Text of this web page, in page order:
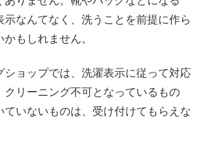
示なんてなく、洗うことを前提に作ら
もしれません。
ショップでは、洗濯表示に従って対応
クリーニング不可となっているもの
ていないものは、受け付けてもらえな